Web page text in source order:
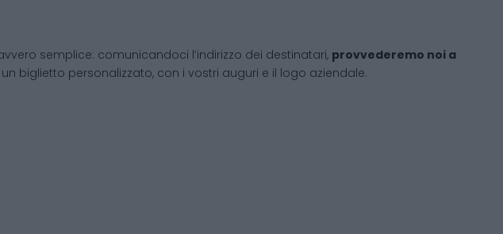
semplice: comunicandoci l’indirizzo dei destinatari, provvederemo noi a
biglietto personalizzato, con i vostri auguri e il logo aziendale.